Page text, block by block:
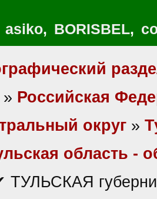
asiko, BORISBEL,
» Российская
округ »
область -
ТУЛЬСКАЯ